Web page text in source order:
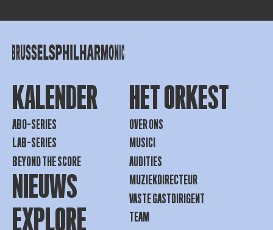
KALENDER
ABO-SERIES
LAB-SERIES
BEYOND THE SCORE
NIEUWS
EXPLORE
HET ORKEST
OVER ONS
MUSICI
AUDITIES
MUZIEKDIRECTEUR
VASTE GASTDIRIGENT
TEAM